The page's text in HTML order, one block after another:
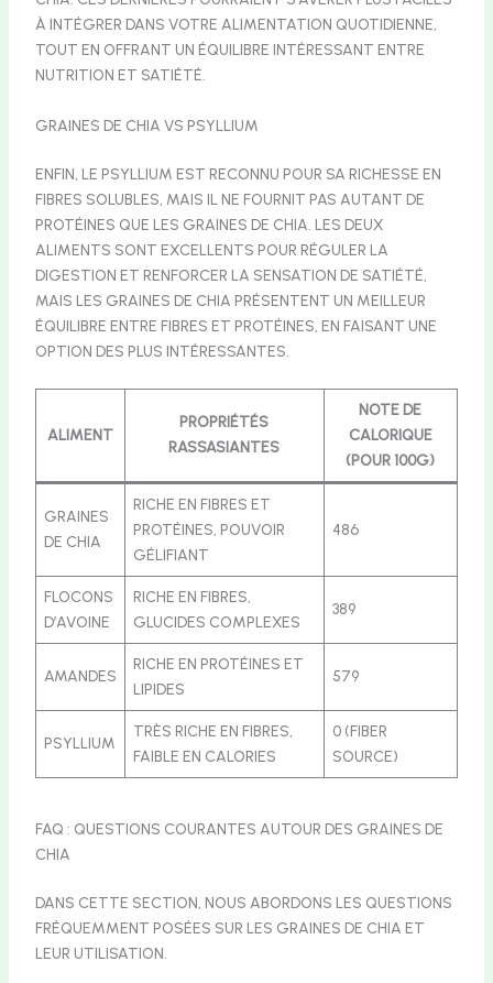
À INTÉGRER DANS VOTRE ALIMENTATION QUOTIDIENNE,
TOUT EN OFFRANT UN ÉQUILIBRE INTÉRESSANT ENTRE
NUTRITION ET SATIÉTÉ.
GRAINES DE CHIA VS PSYLLIUM
ENFIN, LE PSYLLIUM EST RECONNU POUR SA RICHESSE EN
FIBRES SOLUBLES, MAIS IL NE FOURNIT PAS AUTANT DE
PROTÉINES QUE LES GRAINES DE CHIA. LES DEUX
ALIMENTS SONT EXCELLENTS POUR RÉGULER LA
DIGESTION ET RENFORCER LA SENSATION DE SATIÉTÉ,
MAIS LES GRAINES DE CHIA PRÉSENTENT UN MEILLEUR
ÉQUILIBRE ENTRE FIBRES ET PROTÉINES, EN FAISANT UNE
OPTION DES PLUS INTÉRESSANTES.
ALIMENT
PROPRIÉTÉS
RASSASIANTES
NOTE DE
CALORIQUE
(POUR 100G)
GRAINES
DE CHIA
RICHE EN FIBRES ET
PROTÉINES, POUVOIR
GÉLIFIANT
486
FLOCONS
D’AVOINE
RICHE EN FIBRES,
GLUCIDES COMPLEXES
389
AMANDES
RICHE EN PROTÉINES ET
LIPIDES
579
PSYLLIUM
TRÈS RICHE EN FIBRES,
FAIBLE EN CALORIES
0 (FIBER
SOURCE)
FAQ : QUESTIONS COURANTES AUTOUR DES GRAINES DE
CHIA
DANS CETTE SECTION, NOUS ABORDONS LES QUESTIONS
FRÉQUEMMENT POSÉES SUR LES GRAINES DE CHIA ET
LEUR UTILISATION.